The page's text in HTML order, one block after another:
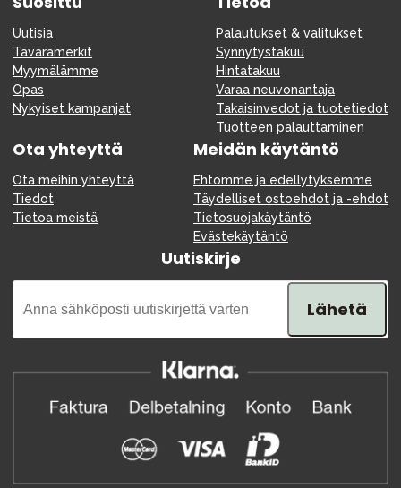
Uutisia
Tavaramerkit
Myymälämme
Opas
Nykyiset kampanjat
Palautukset & valitukset
Synnytystakuu
Hintatakuu
Varaa neuvonantaja
Takaisinvedot ja tuotetiedot
Tuotteen palauttaminen
Ota yhteyttä
Ota meihin yhteyttä
Tiedot
Tietoa meistä
Meidän käytäntö
Ehtomme ja edellytyksemme
Täydelliset ostoehdot ja -ehdot
Tietosuojakäytäntö
Evästekäytäntö
Uutiskirje
Lähetä